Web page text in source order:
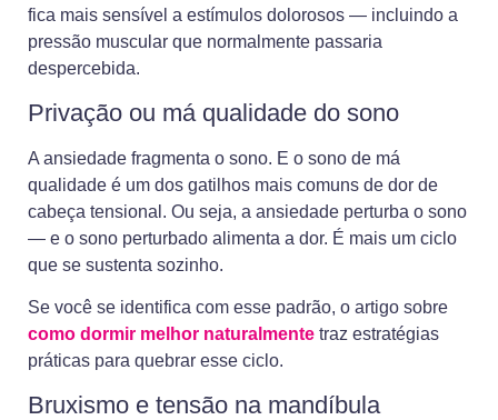
fica mais sensível a estímulos dolorosos — incluindo a
pressão muscular que normalmente passaria
despercebida.
Privação ou má qualidade do sono
A ansiedade fragmenta o sono. E o sono de má
qualidade é um dos gatilhos mais comuns de dor de
cabeça tensional. Ou seja, a ansiedade perturba o sono
— e o sono perturbado alimenta a dor. É mais um ciclo
que se sustenta sozinho.
Se você se identifica com esse padrão, o artigo sobre
como dormir melhor naturalmente traz estratégias
práticas para quebrar esse ciclo.
Bruxismo e tensão na mandíbula